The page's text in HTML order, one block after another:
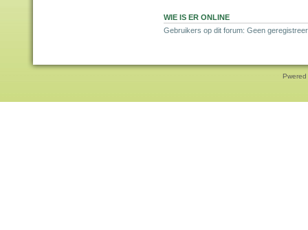
WIE IS ER ONLINE
Gebruikers op dit forum: Geen